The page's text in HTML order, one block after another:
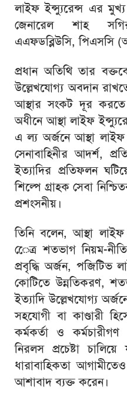
লাইফ ইন্স্যুরেন্স এর মুখ্য
জেনারেল শাহ
এএফডব্লিউসি, পিএসসি
প্রধান অতিথি তার
উল্লেখযোগ্য অবদান
আস্থার সংকট দূর করতে
অধীনে আস্থা লাইফ
এ ল্য অর্জনে আস্থা
সেনাবাহিনীর আদর্শ,
ইত্যাদির প্রতিফলন
শিল্পে গ্রাহক সেবা
প্রশংসনীয়।
তিনি বলেন, আস্থা লাইফ
েেত্র শতভাগ নিয়ম-
প্রবৃদ্ধি অর্জন, পজিটিভ
কোটিতে উন্নতিকরণ,
ইত্যাদি উল্লেখযোগ্য
সহযোগী বা কাণ্ডারী
কর্মকর্তা ও
নিরলস প্রচেষ্টা
ধারাবাহিকতা
আশাবাদ ব্যক্ত করেন।